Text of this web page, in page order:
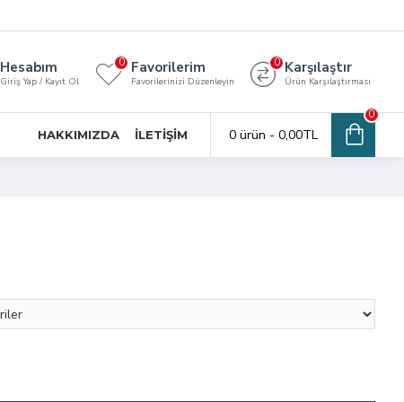
Hesabım
Giriş Yap / Kayıt Ol
Favorilerim
Favorilerinizi Düzenleyin
0 Karşılaştır
Ürün Karşılaştırması
0
HAKKIMIZDA İLETIŞIM 0 ürün - 0,00TL
0